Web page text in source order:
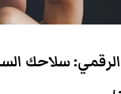
سلاحك